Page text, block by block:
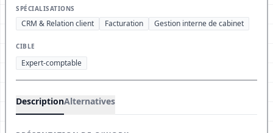
SPÉCIALISATIONS
CRM & Relation client Facturation Gestion interne de cabinet
CIBLE
Expert-comptable
DescriptionAlternatives